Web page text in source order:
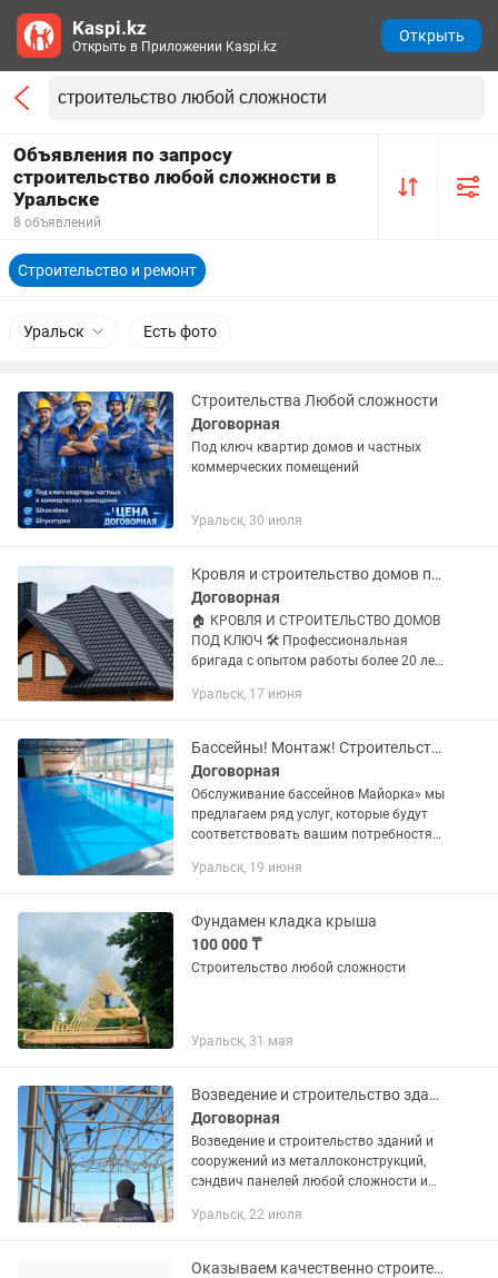
Объявления по запросу
строительство любой сложности в
Уральске
8 объявлений
Строительство и ремонт
Уральск Есть фото
Строительства Любой сложности
Договорная
Под ключ квартир домов и частных
коммерческих помещений
Уральск, 30 июля
Кровля и строительство домов под ключ
Договорная
🏠 КРОВЛЯ И СТРОИТЕЛЬСТВО ДОМОВ
ПОД КЛЮЧ 🛠️ Профессиональная
бригада с опытом работы более 20 лет
ремонтных работ: ✔️ Кровля и ремонт
Уральск, 17 июня
Бассейны! Монтаж! Строительство! Обслуживание!
Договорная
Обслуживание бассейнов Майорка» мы
предлагаем ряд услуг, которые будут
соответствовать вашим потребностям
только с частными бассейнами, но и
Уральск, 19 июня
Фундамен кладка крыша
100 000 ₸
Строительство любой сложности
Уральск, 31 мая
Возведение и строительство зданий и сооружений из металлоконструкций
Договорная
Возведение и строительство зданий и
сооружений из металлоконструкций,
сэндвич панелей любой сложности и
необходимости предоставим все
Уральск, 22 июля
Оказываем качественно строительные услуги
Kaspi.kz
Открыть в Приложении Kaspi.kz
Открыть